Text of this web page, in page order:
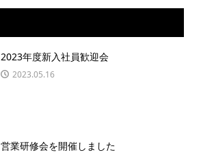
2023年度新入社員歓迎会
2023.05.16
営業研修会を開催しました